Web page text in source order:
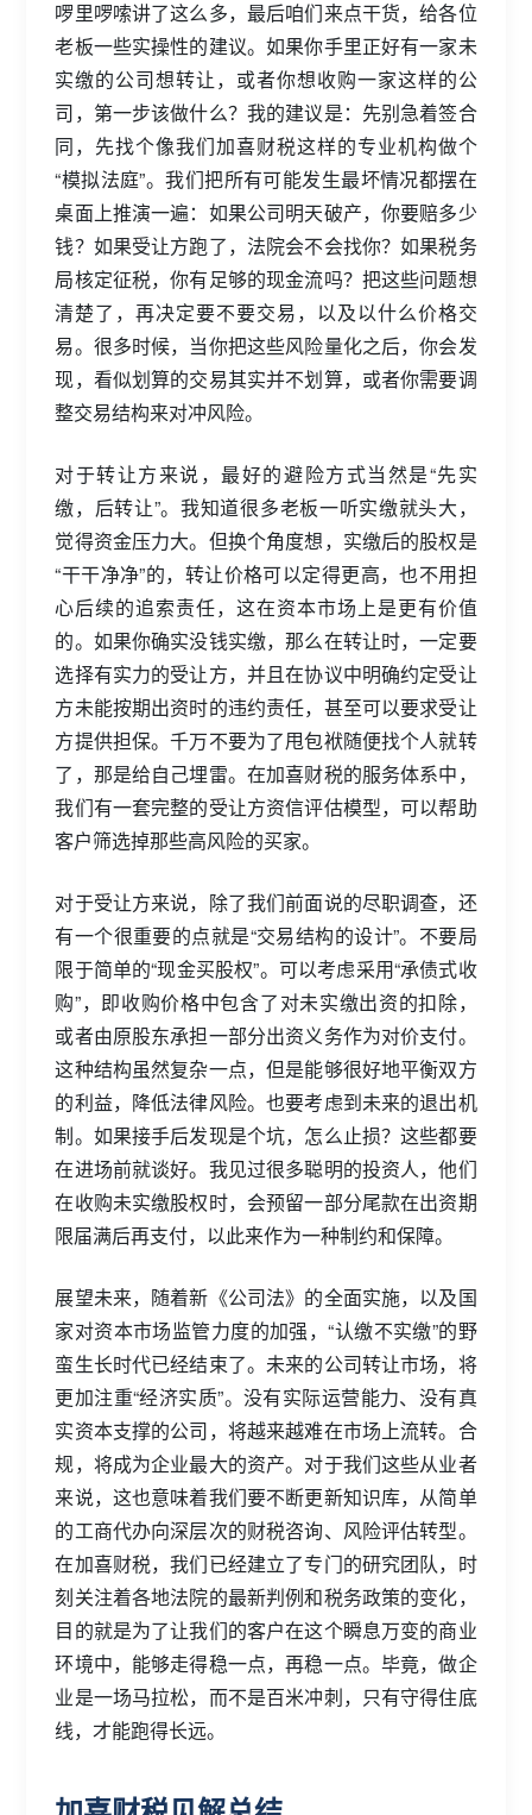
啰里啰嗦讲了这么多，最后咱们来点干货，给各位
老板一些实操性的建议。如果你手里正好有一家未
实缴的公司想转让，或者你想收购一家这样的公
司，第一步该做什么？我的建议是：先别急着签合
同，先找个像我们加喜财税这样的专业机构做个
“模拟法庭”。我们把所有可能发生最坏情况都摆在
桌面上推演一遍：如果公司明天破产，你要赔多少
钱？如果受让方跑了，法院会不会找你？如果税务
局核定征税，你有足够的现金流吗？把这些问题想
清楚了，再决定要不要交易，以及以什么价格交
易。很多时候，当你把这些风险量化之后，你会发
现，看似划算的交易其实并不划算，或者你需要调
整交易结构来对冲风险。
对于转让方来说，最好的避险方式当然是“先实
缴，后转让”。我知道很多老板一听实缴就头大，
觉得资金压力大。但换个角度想，实缴后的股权是
“干干净净”的，转让价格可以定得更高，也不用担
心后续的追索责任，这在资本市场上是更有价值
的。如果你确实没钱实缴，那么在转让时，一定要
选择有实力的受让方，并且在协议中明确约定受让
方未能按期出资时的违约责任，甚至可以要求受让
方提供担保。千万不要为了甩包袱随便找个人就转
了，那是给自己埋雷。在加喜财税的服务体系中，
我们有一套完整的受让方资信评估模型，可以帮助
客户筛选掉那些高风险的买家。
对于受让方来说，除了我们前面说的尽职调查，还
有一个很重要的点就是“交易结构的设计”。不要局
限于简单的“现金买股权”。可以考虑采用“承债式收
购”，即收购价格中包含了对未实缴出资的扣除，
或者由原股东承担一部分出资义务作为对价支付。
这种结构虽然复杂一点，但是能够很好地平衡双方
的利益，降低法律风险。也要考虑到未来的退出机
制。如果接手后发现是个坑，怎么止损？这些都要
在进场前就谈好。我见过很多聪明的投资人，他们
在收购未实缴股权时，会预留一部分尾款在出资期
限届满后再支付，以此来作为一种制约和保障。
展望未来，随着新《公司法》的全面实施，以及国
家对资本市场监管力度的加强，“认缴不实缴”的野
蛮生长时代已经结束了。未来的公司转让市场，将
更加注重“经济实质”。没有实际运营能力、没有真
实资本支撑的公司，将越来越难在市场上流转。合
规，将成为企业最大的资产。对于我们这些从业者
来说，这也意味着我们要不断更新知识库，从简单
的工商代办向深层次的财税咨询、风险评估转型。
在加喜财税，我们已经建立了专门的研究团队，时
刻关注着各地法院的最新判例和税务政策的变化，
目的就是为了让我们的客户在这个瞬息万变的商业
环境中，能够走得稳一点，再稳一点。毕竟，做企
业是一场马拉松，而不是百米冲刺，只有守得住底
线，才能跑得长远。